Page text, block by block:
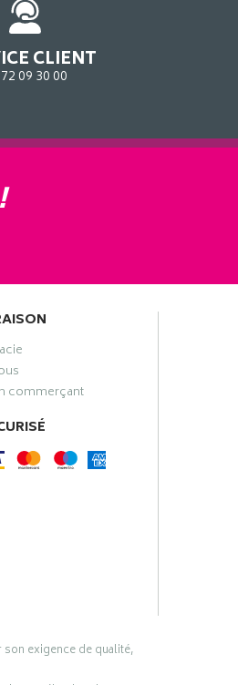
CLIENT
09 30 00
commerçant
son exigence de qualité,